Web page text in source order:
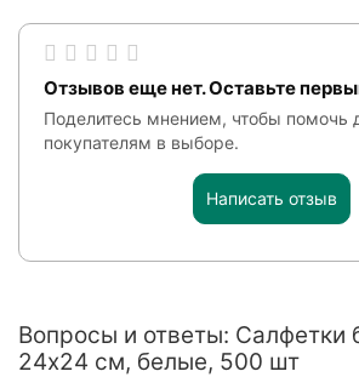
Отзывов еще нет. Оставьте
Поделитесь мнением, чтобы помочь
покупателям в выборе.
Написать отзыв
Вопросы и ответы:
24x24 см, белые, 500 шт